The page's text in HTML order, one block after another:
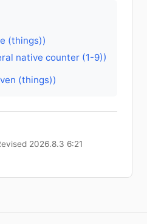
(things))
native counter (1-9))
(things))
2026.8.3 6:21